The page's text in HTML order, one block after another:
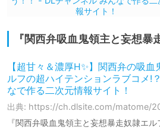
『関西弁吸血鬼領主と妄想暴
【超甘々＆濃厚H✨】関西弁の吸
ルフの超ハイテンションラブコメ!
なで作る二次元情報サイト！
出典: https://ch.dlsite.com/matome/
『関西弁吸血鬼領主と妄想暴走奴隷エル